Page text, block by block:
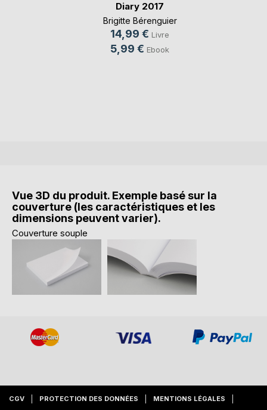
Diary 2017
Brigitte Bérenguier
14,99 € Livre
5,99 € Ebook
Vue 3D du produit. Exemple basé sur la
couverture (les caractéristiques et les
dimensions peuvent varier).
Couverture souple
CGV PROTECTION DES DONNÉES MENTIONS LÉGALES